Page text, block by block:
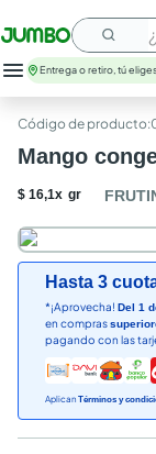
¿Qué
huevos
arroz
nutribela
galletas
aceite
queso
pollo
carne
Entrega o retiro, tú eliges.
:
Mango
$ 16,1x gr
Hasta 3
*¡Aprovecha! Del 1
en compras
pagando con las
Aplican Términos y